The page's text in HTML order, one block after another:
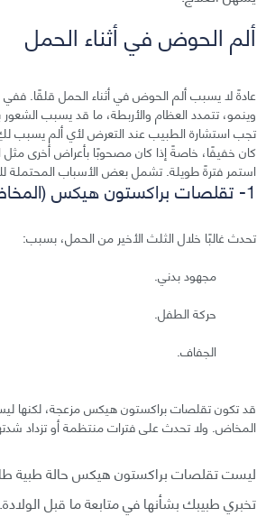
ألم الحوض في أثناء الحمل
عادةً لا يسبب ألم الحوض في أثناء الحمل قلقًا.
وينمو، تتمدد العظام والأربطة، ما قد يسبب الشعور
تجب استشارة الطبيب عند التعرض لأي ألم يسبب لكِ
كان خفيفًا، خاصةً إذا كان مصحوبًا بأعراض أخرى مثل
استمر فترةً طويلة. تشمل بعض الأسباب المحتملة
1- تقلصات براكستون هيكس (المخاض الكاذب)
تحدث غالبًا خلال الثلث الأخير من الحمل، بسبب:
مجهود بدني.
حركة الطفل.
الجفاف.
قد تكون تقلصات براكستون هيكس مزعجة، لكنها
المخاض. ولا تحدث على فترات منتظمة أو تزداد
ليست تقلصات براكستون هيكس حالة طبية
تخبري طبيبك بشأنها في متابعة ما قبل الولادة.